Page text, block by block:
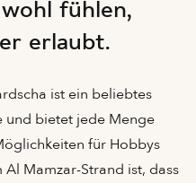
fühlen,
erlaubt.
ist ein beliebtes
und bietet jede Menge
für Hobbys
Mamzar-Strand ist, dass